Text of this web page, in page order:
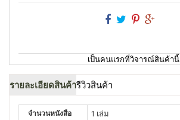
เป็นคนแรกที่วิจารณ์สินค้านี้
รายละเอียดสินค้ารีวิวสินค้า
จำนวนหนังสือ 1 เล่ม